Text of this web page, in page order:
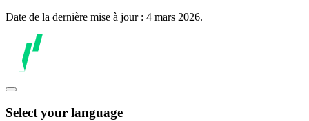
Date de la dernière mise à jour : 4 mars 2026.
Select your language